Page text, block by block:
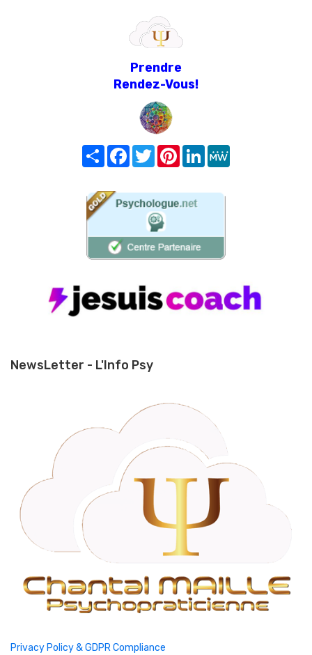
Prendre
Rendez-Vous!
Share FacebookTwitterPinterest
LinkedIn
NewsLetter - L'Info Psy
Privacy Policy & GDPR Compliance